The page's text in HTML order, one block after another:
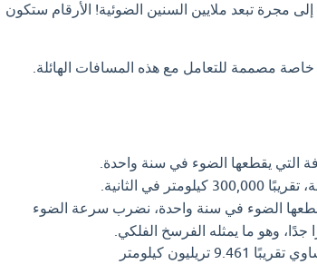
مجرة تبعد ملايين السنين الضوئية! الأرقام ستكون
مصممة للتعامل مع هذه المسافات الهائلة.
التي يقطعها الضوء في سنة واحدة.
في الثانية.
الضوء في سنة واحدة، نضرب سرعة الضوء
جدًا، وهو ما يمثله الفرسخ الفلكي.
الفرسخ الفلكي الواحد يساوي تقريبًا 9.461 تريليون كيلومتر